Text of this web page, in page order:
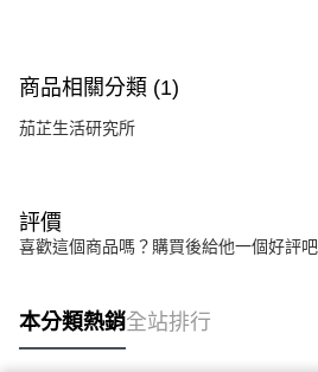
商品相關分類 (1)
茄芷生活研究所
評價
喜歡這個商品嗎？購買後給他一個好評吧
本分類熱銷全站排行